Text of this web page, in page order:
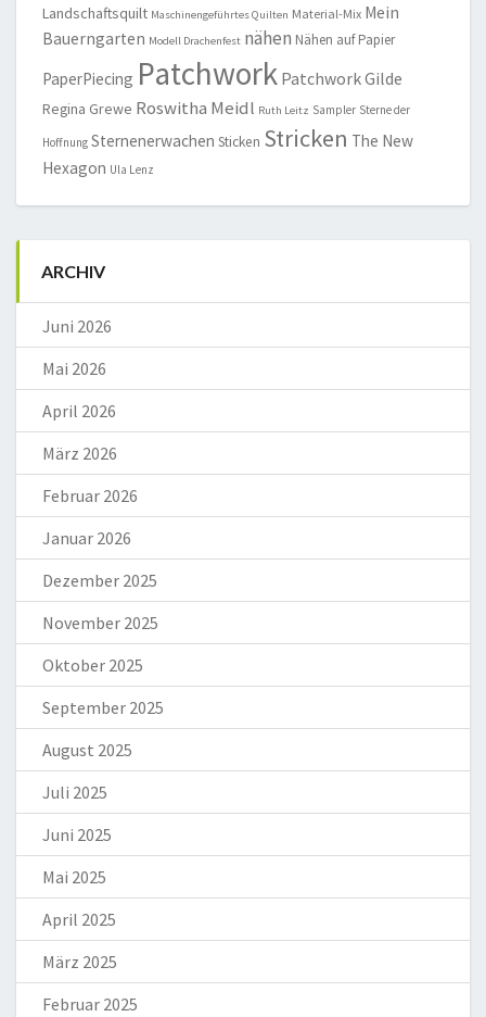
Landschaftsquilt Maschinengeführtes Quilten Material-Mix Mein
Bauerngarten Modell Drachenfest nähen Nähen auf Papier
PaperPiecing Patchwork Patchwork Gilde
Regina Grewe Roswitha Meidl Ruth Leitz Sampler Sterne der
Hoffnung Sternenerwachen Sticken Stricken The New
Hexagon Ula Lenz
ARCHIV
Juni 2026
Mai 2026
April 2026
März 2026
Februar 2026
Januar 2026
Dezember 2025
November 2025
Oktober 2025
September 2025
August 2025
Juli 2025
Juni 2025
Mai 2025
April 2025
März 2025
Februar 2025